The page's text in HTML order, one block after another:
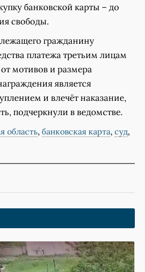
банковской карты – до
свободы.
гражданину
платежа третьим лицам
мотивов и размера
является
и влечёт наказание,
подчеркнули в ведомстве.
область, банковская карта, суд,